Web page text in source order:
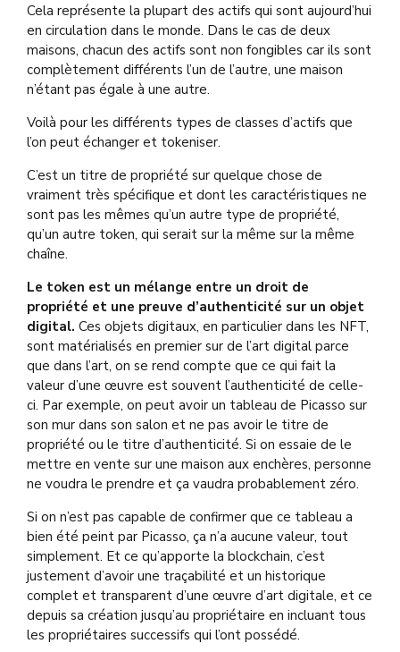
Cela représente la plupart des actifs qui sont aujourd’hui
en circulation dans le monde. Dans le cas de deux
maisons, chacun des actifs sont non fongibles car ils sont
complètement différents l’un de l’autre, une maison
n’étant pas égale à une autre.
Voilà pour les différents types de classes d’actifs que
l’on peut échanger et tokeniser.
C’est un titre de propriété sur quelque chose de
vraiment très spécifique et dont les caractéristiques ne
sont pas les mêmes qu’un autre type de propriété,
qu’un autre token, qui serait sur la même sur la même
chaîne.
Le token est un mélange entre un droit de
propriété et une preuve d’authenticité sur un objet
digital. Ces objets digitaux, en particulier dans les NFT,
sont matérialisés en premier sur de l’art digital parce
que dans l’art, on se rend compte que ce qui fait la
valeur d’une œuvre est souvent l’authenticité de celle-
ci. Par exemple, on peut avoir un tableau de Picasso sur
son mur dans son salon et ne pas avoir le titre de
propriété ou le titre d’authenticité. Si on essaie de le
mettre en vente sur une maison aux enchères, personne
ne voudra le prendre et ça vaudra probablement zéro.
Si on n’est pas capable de confirmer que ce tableau a
bien été peint par Picasso, ça n’a aucune valeur, tout
simplement. Et ce qu’apporte la blockchain, c’est
justement d’avoir une traçabilité et un historique
complet et transparent d’une œuvre d’art digitale, et ce
depuis sa création jusqu’au propriétaire en incluant tous
les propriétaires successifs qui l’ont possédé.